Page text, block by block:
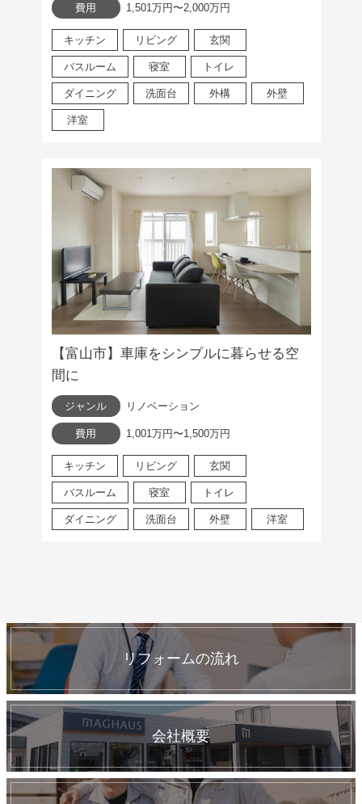
費用 1,501万円〜2,000万円
キッチン リビング 玄関
バスルーム 寝室 トイレ
ダイニング 洗面台 外構 外壁
洋室
【富山市】車庫をシンプルに暮らせる空
間に
ジャンル リノベーション
費用 1,001万円〜1,500万円
キッチン リビング 玄関
バスルーム 寝室 トイレ
ダイニング 洗面台 外壁 洋室
リフォームの流れ
会社概要